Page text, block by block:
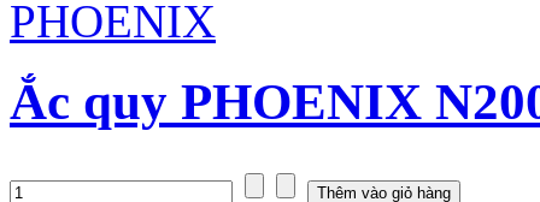
Ắc quy PHOENIX